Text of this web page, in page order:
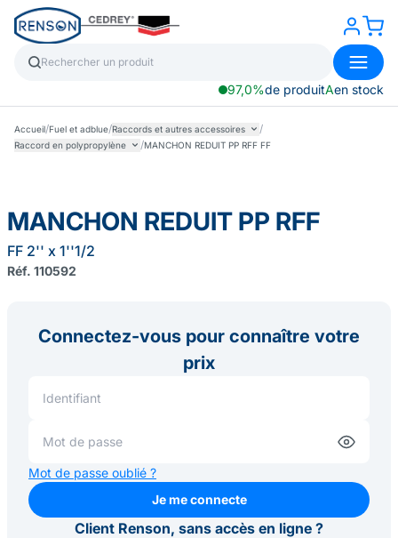
97,0%de produitAen stock
Accueil/Fuel et adblue/Raccords et autres accessoires /
Raccord en polypropylène /MANCHON REDUIT PP RFF FF
MANCHON REDUIT PP RFF
FF 2'' x 1''1/2
Réf. 110592
Connectez-vous pour connaître votre
prix
Mot de passe oublié ?
Je me connecte
Je me connecte
Client Renson, sans accès en ligne ?